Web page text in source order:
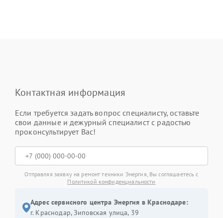
Контактная информация
Если требуется задать вопрос специалисту, оставьте
свои данные и дежурный специалист с радостью
проконсультирует Вас!
Отправляя заявку на ремонт техники Энергия, Вы соглашаетесь с
Политикой конфиденциальности
Адрес сервисного центра Энергия в Краснодаре:
г. Краснодар, Зиповская улица, 39